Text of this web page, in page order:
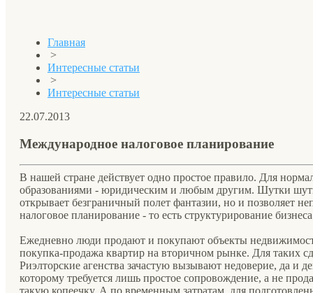
Главная
>
Интересные статьи
>
Интересные статьи
22.07.2013
Международное налоговое планирование
В нашей стране действует одно простое правило. Для
образованиями - юридическим и любым другим. Шутки
открывает безграничный полет фантазии, но и позволяет
налоговое планирование - то есть структурирование
Ежедневно люди продают и покупают объекты
покупка-продажа квартир на вторичном рынке. Для таких
Риэлторские агенства зачастую вызывают недоверие, да и
которому требуется лишь простое сопровождение, а не